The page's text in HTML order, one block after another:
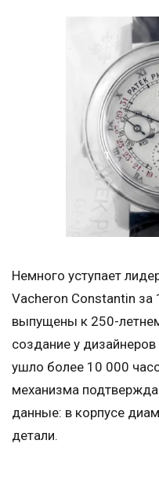
Немного уступает
Vacheron Constantin
выпущены к 250-
создание у
ушло более 10 000
механизма
данные: в корпусе
детали.